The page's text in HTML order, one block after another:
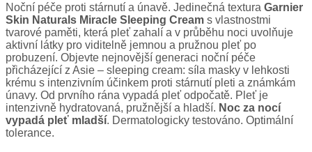
Noční péče proti stárnutí a únavě. Jedinečná textura Garnier
Skin Naturals Miracle Sleeping Cream s vlastnostmi
tvarové paměti, která pleť zahalí a v průběhu noci uvolňuje
aktivní látky pro viditelně jemnou a pružnou pleť po
probuzení. Objevte nejnovější generaci noční péče
přicházející z Asie – sleeping cream: síla masky v lehkosti
krému s intenzivním účinkem proti stárnutí pleti a známkám
únavy. Od prvního rána vypadá pleť odpočatě. Pleť je
intenzivně hydratovaná, pružnější a hladší. Noc za nocí
vypadá pleť mladší. Dermatologicky testováno. Optimální
tolerance.